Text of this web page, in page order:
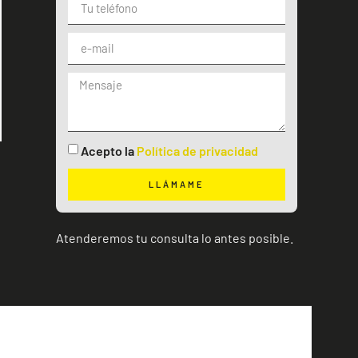
Acepto la Política de privacidad
LLÁMAME
Atenderemos tu consulta lo antes posible.